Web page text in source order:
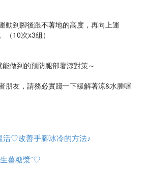
動到腳後跟不著地的高度，再向上運
（10次x3組）
做到的預防腿部著涼對策～
朋友，請務必實踐一下緩解著涼&水腫喔
活♡改善手腳冰冷的方法♪
薑糖漿”♡